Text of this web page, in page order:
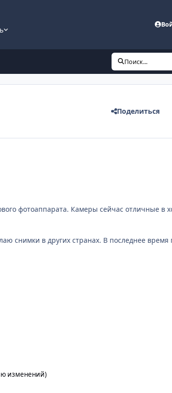
Поиск...
Поделиться
фотоаппарата. Камеры сейчас отличные в
снимки в других странах. В последнее время
изменений)